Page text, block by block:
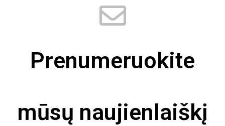
Prenumeruokite
mūsų naujienlaiškį